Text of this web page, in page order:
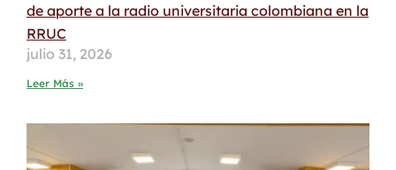
de aporte a la radio universitaria colombiana en la
RRUC
julio 31, 2026
Leer Más »